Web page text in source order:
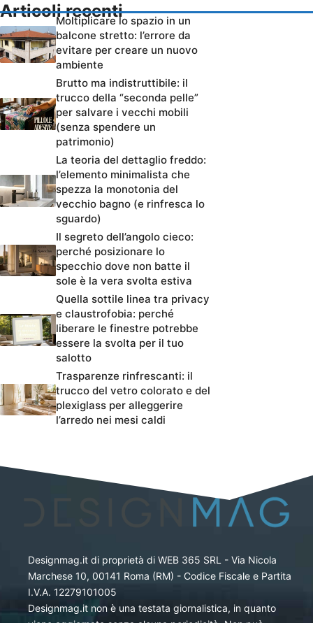
Articoli recenti
Moltiplicare lo spazio in un
balcone stretto: l’errore da
evitare per creare un nuovo
ambiente
Brutto ma indistruttibile: il
trucco della “seconda pelle”
per salvare i vecchi mobili
(senza spendere un
patrimonio)
La teoria del dettaglio freddo:
l’elemento minimalista che
spezza la monotonia del
vecchio bagno (e rinfresca lo
sguardo)
Il segreto dell’angolo cieco:
perché posizionare lo
specchio dove non batte il
sole è la vera svolta estiva
Quella sottile linea tra privacy
e claustrofobia: perché
liberare le finestre potrebbe
essere la svolta per il tuo
salotto
Trasparenze rinfrescanti: il
trucco del vetro colorato e del
plexiglass per alleggerire
l’arredo nei mesi caldi
Designmag.it di proprietà di WEB 365 SRL - Via Nicola
Marchese 10, 00141 Roma (RM) - Codice Fiscale e Partita
I.V.A. 12279101005
Designmag.it non è una testata giornalistica, in quanto